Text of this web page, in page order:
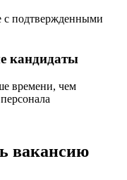
с подтвержденными
кандидаты
времени, чем
вакансию